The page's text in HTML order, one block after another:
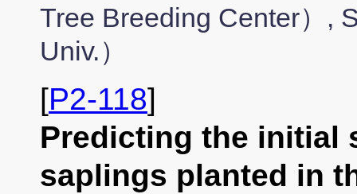
Tree Breeding Center）,
Univ.）
[P2-118]
Predicting the initial
saplings planted in